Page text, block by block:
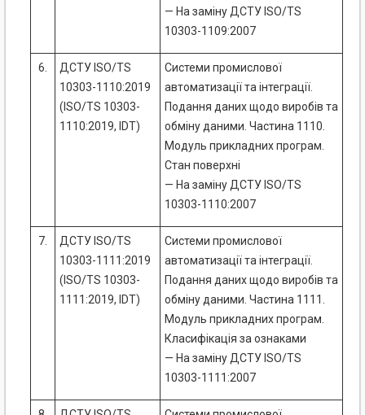
— На заміну ДСТУ ISO/TS
10303-1109:2007
6.
ДСТУ ISO/TS
10303-1110:2019
(ISO/TS 10303-
1110:2019, IDT)
Системи промислової
автоматизації та інтеграції.
Подання даних щодо виробів та
обміну даними. Частина 1110.
Модуль прикладних програм.
Стан поверхні
— На заміну ДСТУ ISO/TS
10303-1110:2007
7.
ДСТУ ISO/TS
10303-1111:2019
(ISO/TS 10303-
1111:2019, IDT)
Системи промислової
автоматизації та інтеграції.
Подання даних щодо виробів та
обміну даними. Частина 1111.
Модуль прикладних програм.
Класифікація за ознаками
— На заміну ДСТУ ISO/TS
10303-1111:2007